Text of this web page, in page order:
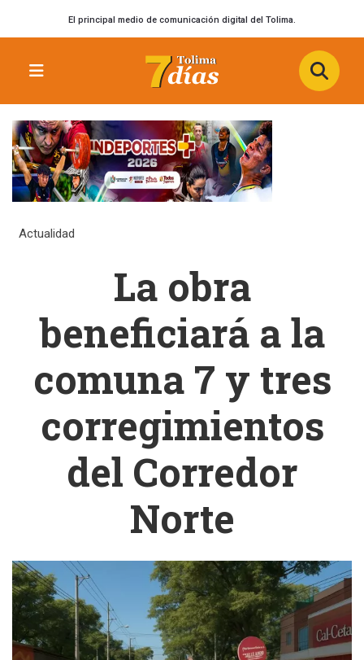
El principal medio de comunicación digital del Tolima.
Actualidad
La obra
beneficiará a la
comuna 7 y tres
corregimientos
del Corredor
Norte